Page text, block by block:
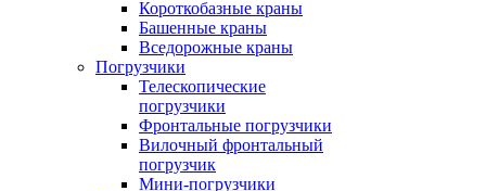
Короткобазные краны
Башенные краны
Вcедорожные краны
Погрузчики
Телескопические
погрузчики
Фронтальные погрузчики
Вилочный фронтальный
погрузчик
Мини-погрузчики